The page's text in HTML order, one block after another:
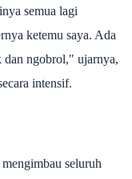
semua lagi
ketemu saya. Ada
dan ngobrol," ujarnya,
intensif.
seluruh